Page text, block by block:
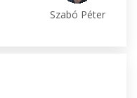
Szabó Péter